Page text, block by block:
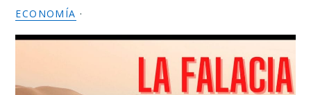
ECONOMÍA ·